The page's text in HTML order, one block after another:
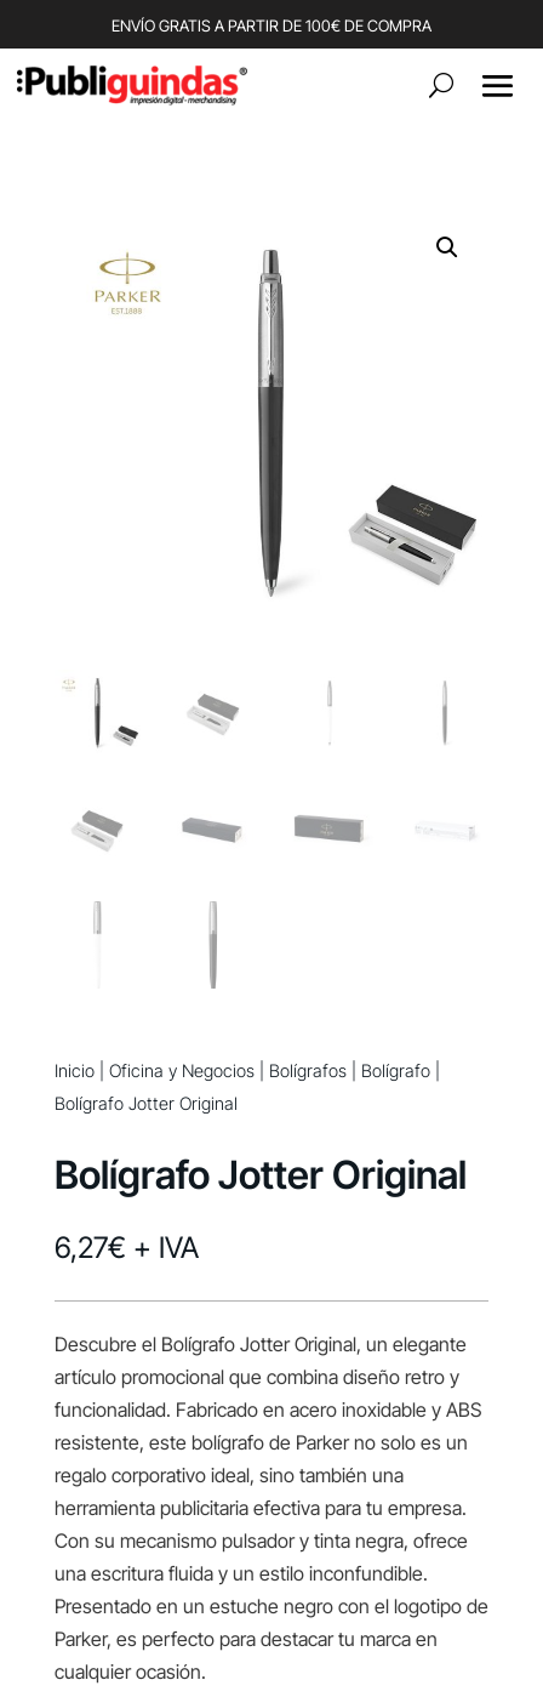
ENVÍO GRATIS A PARTIR DE 100€ DE COMPRA
Inicio| Oficina y Negocios| Bolígrafos| Bolígrafo|
Bolígrafo Jotter Original
Bolígrafo Jotter Original
6,27€ + IVA
Descubre el Bolígrafo Jotter Original, un elegante
artículo promocional que combina diseño retro y
funcionalidad. Fabricado en acero inoxidable y ABS
resistente, este bolígrafo de Parker no solo es un
regalo corporativo ideal, sino también una
herramienta publicitaria efectiva para tu empresa.
Con su mecanismo pulsador y tinta negra, ofrece
una escritura fluida y un estilo inconfundible.
Presentado en un estuche negro con el logotipo de
Parker, es perfecto para destacar tu marca en
cualquier ocasión.